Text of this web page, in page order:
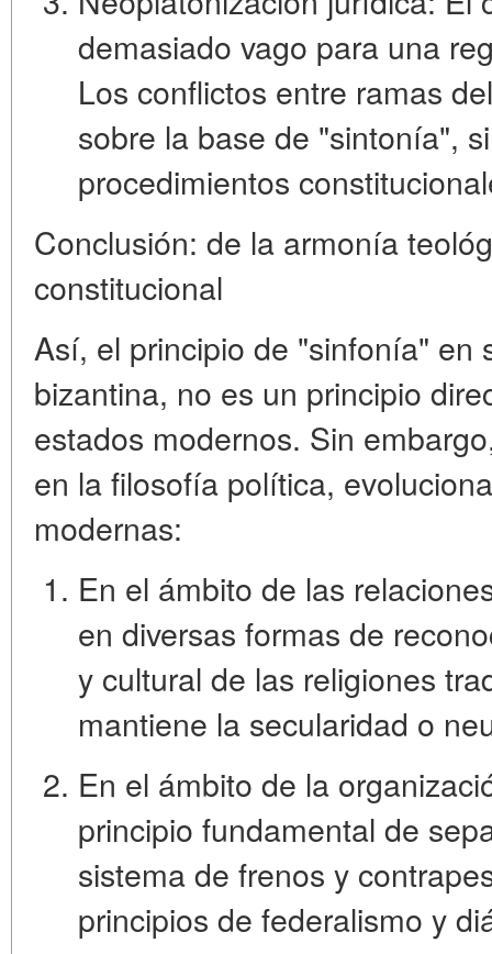
demasiado vago para una
Los conflictos entre ramas
sobre la base de "sintonía",
procedimientos
Conclusión: de la armonía
constitucional
Así, el principio de "sinfonía" en
bizantina, no es un principio
estados modernos. Sin
en la filosofía política,
modernas:
En el ámbito de las
en diversas formas de
y cultural de las religiones
mantiene la secularidad o
En el ámbito de la
principio fundamental de
sistema de frenos y
principios de federalismo y